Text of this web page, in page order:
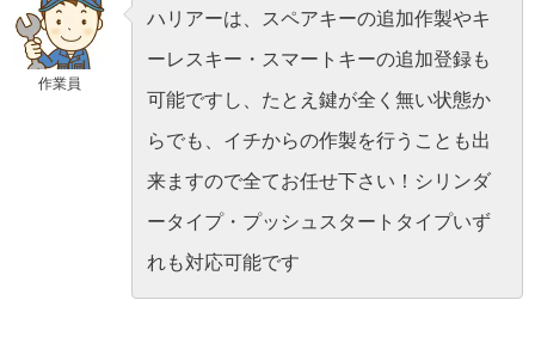
作業員
ハリアーは、スペアキーの追加作製やキ
ーレスキー・スマートキーの追加登録も
可能ですし、たとえ鍵が全く無い状態か
らでも、イチからの作製を行うことも出
来ますので全てお任せ下さい！シリンダ
ータイプ・プッシュスタートタイプいず
れも対応可能です